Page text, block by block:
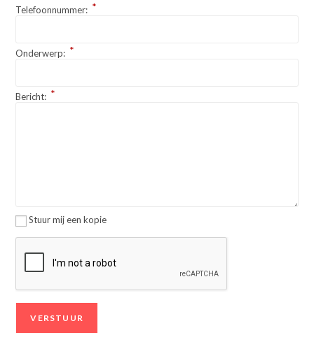
Telefoonnummer: *
Onderwerp: *
Bericht: *
Stuur mij een kopie